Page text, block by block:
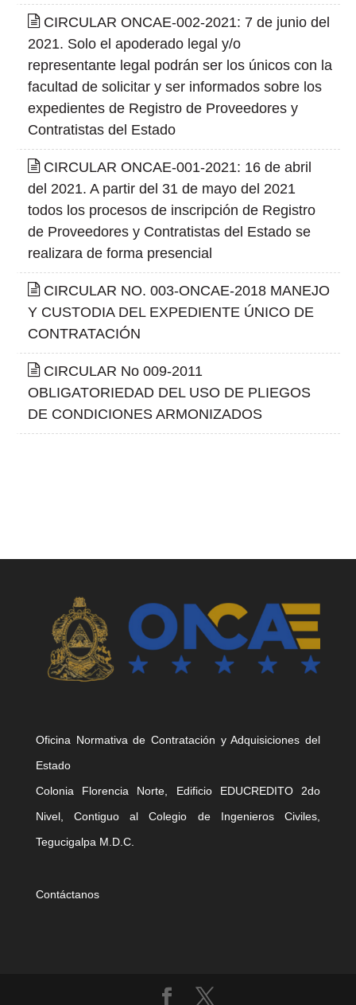
CIRCULAR ONCAE-002-2021: 7 de junio del
2021. Solo el apoderado legal y/o
representante legal podrán ser los únicos con la
facultad de solicitar y ser informados sobre los
expedientes de Registro de Proveedores y
Contratistas del Estado
CIRCULAR ONCAE-001-2021: 16 de abril
del 2021. A partir del 31 de mayo del 2021
todos los procesos de inscripción de Registro
de Proveedores y Contratistas del Estado se
realizara de forma presencial
CIRCULAR NO. 003-ONCAE-2018 MANEJO
Y CUSTODIA DEL EXPEDIENTE ÚNICO DE
CONTRATACIÓN
CIRCULAR No 009-2011
OBLIGATORIEDAD DEL USO DE PLIEGOS
DE CONDICIONES ARMONIZADOS
Oficina Normativa de Contratación y Adquisiciones del
Estado
Colonia Florencia Norte, Edificio EDUCREDITO 2do
Nivel, Contiguo al Colegio de Ingenieros Civiles,
Tegucigalpa M.D.C.
Contáctanos